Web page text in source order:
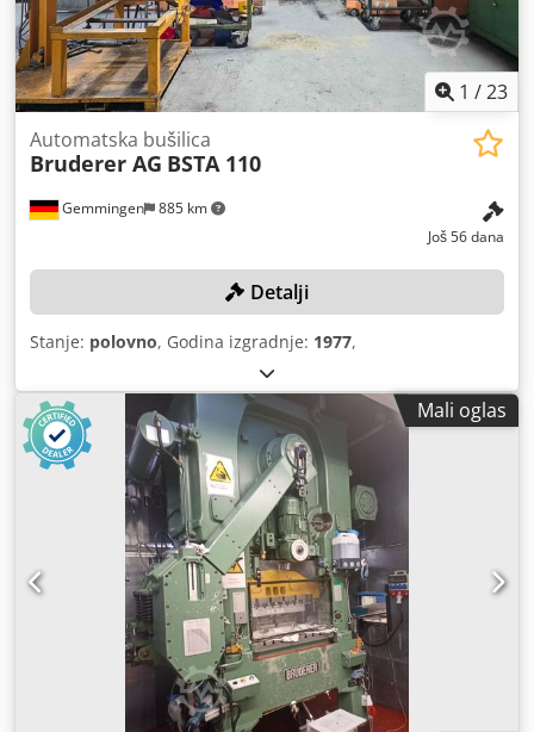
1 /23
Gemmingen 885 km
Automatska bušilica
Bruderer AG BSTA 110
Još 56 dana
Detalji
Stanje: polovno, Godina izgradnje: 1977,
Mali oglas